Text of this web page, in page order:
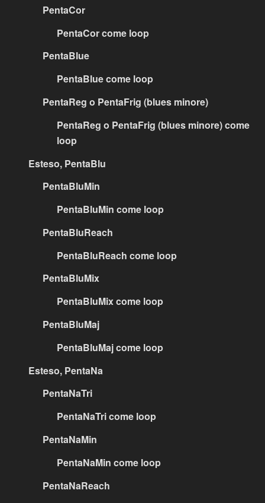
PentaCor
PentaCor come loop
PentaBlue
PentaBlue come loop
PentaReg o PentaFrig (blues minore)
PentaReg o PentaFrig (blues minore) come
loop
Esteso, PentaBlu
PentaBluMin
PentaBluMin come loop
PentaBluReach
PentaBluReach come loop
PentaBluMix
PentaBluMix come loop
PentaBluMaj
PentaBluMaj come loop
Esteso, PentaNa
PentaNaTri
PentaNaTri come loop
PentaNaMin
PentaNaMin come loop
PentaNaReach